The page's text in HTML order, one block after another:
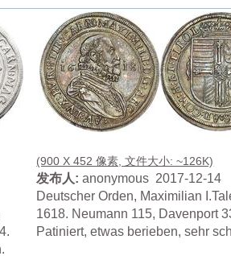
(900 X 452 像素, 文件大小: ~126K)
发布人: anonymous 2017-12-14
Deutscher Orden, Maximilian
1618. Neumann 115, Davenport
Patiniert, etwas berieben, sehr